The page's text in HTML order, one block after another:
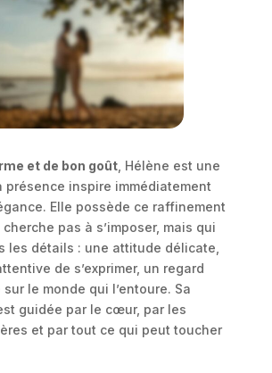
et de bon goût, Hélène est une
présence inspire immédiatement
Elle possède ce raffinement
pas à s’imposer, mais qui
les détails : une attitude délicate,
de s’exprimer, un regard
le monde qui l’entoure. Sa
guidée par le cœur, par les
et par tout ce qui peut toucher